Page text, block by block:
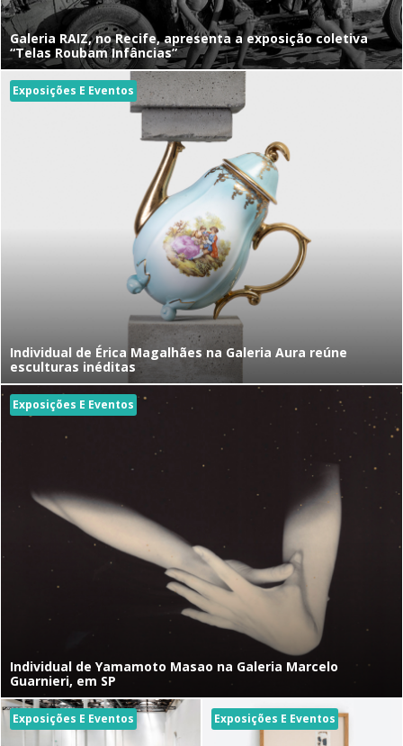
Galeria RAIZ, no Recife, apresenta a exposição coletiva
“Telas Roubam Infâncias”
Exposições E Eventos
Individual de Érica Magalhães na Galeria Aura reúne
esculturas inéditas
Exposições E Eventos
Individual de Yamamoto Masao na Galeria Marcelo
Guarnieri, em SP
Exposições E Eventos Exposições E Eventos